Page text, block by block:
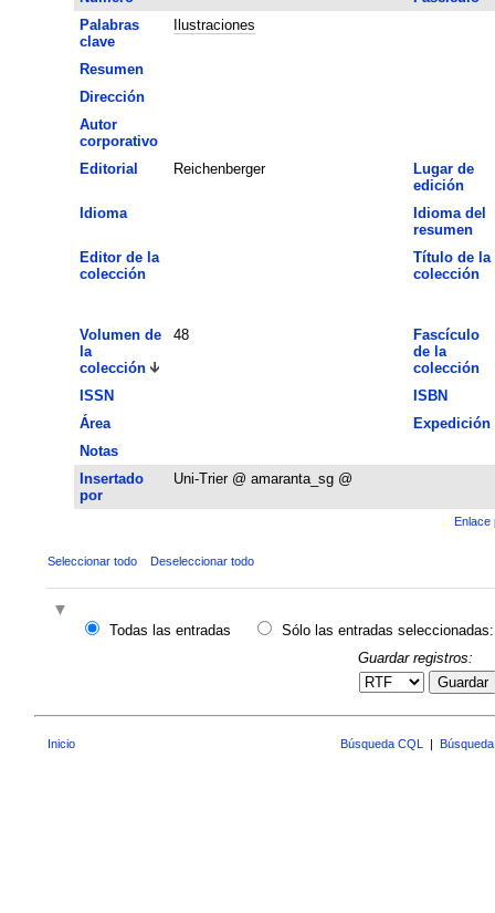
Palabras
clave
Ilustraciones
Resumen
Dirección
Autor
corporativo
Editorial
Reichenberger
Lugar de
edición
Idioma
Idioma del
resumen
Editor de la
colección
Título de la
colección
Volumen de
la
colección
48
Fascículo
de la
colección
ISSN
ISBN
Área
Expedición
Notas
Insertado
por
Uni-Trier @ amaranta_sg @
Enlace
Seleccionar todo Deseleccionar todo
Todas las entradas
Sólo las entradas seleccionadas:
Guardar registros:
Guardar
Inicio Búsqueda CQL